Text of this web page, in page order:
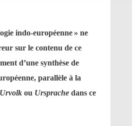
indo-européenne » ne
sur le contenu de ce
d’une synthèse de
parallèle à la
Urvolk ou Ursprache dans ce